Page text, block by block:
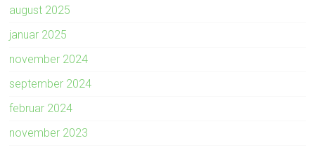
august 2025
januar 2025
november 2024
september 2024
februar 2024
november 2023